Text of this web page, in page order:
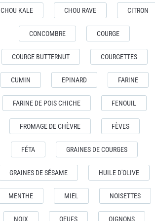
CHOU KALE CHOU RAVE CITRON
CONCOMBRE COURGE
COURGE BUTTERNUT COURGETTES
CUMIN EPINARD FARINE
FARINE DE POIS CHICHE FENOUIL
FROMAGE DE CHÈVRE FÈVES
FÉTA GRAINES DE COURGES
GRAINES DE SÉSAME HUILE D'OLIVE
MENTHE MIEL NOISETTES
NOIX OEUFS OIGNONS